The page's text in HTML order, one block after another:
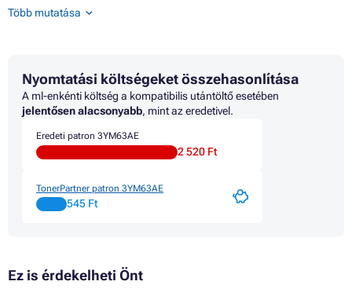
Patron HP DESKJET 2700 SERIES
Patron HP DESKJET 2700E ALL-IN-ONE
Patron HP DESKJET 2720E ALL-IN-ONE
Patron HP DESKJET 2721 ALL-IN-ONE
Patron HP DESKJET 2721E ALL-IN-ONE
Patron HP DESKJET 2722E ALL-IN-ONE
Patron HP DESKJET 2723 ALL-IN-ONE
Patron HP DESKJET 2724 ALL-IN-ONE
Patron HP DESKJET 2732
Patron HP DESKJET 2742E ALL-IN-ONE
Patron HP DESKJET 2800 SERIES
Több mutatása
Nyomtatási költségeket összehasonlítása
A ml-enkénti költség a kompatibilis utántöltő esetében
jelentősen alacsonyabb, mint az eredetivel.
Eredeti patron 3YM63AE
2 520 Ft
TonerPartner patron 3YM63AE
545 Ft
Ez is érdekelheti Önt